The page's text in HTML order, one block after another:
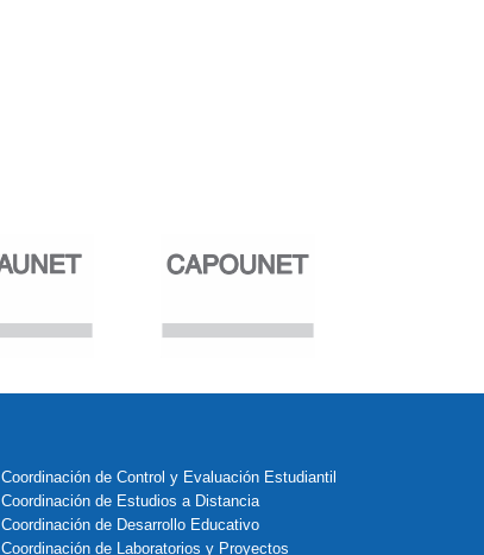
Coordinación de Control y Evaluación Estudiantil
Coordinación de Estudios a Distancia
Coordinación de Desarrollo Educativo
Coordinación de Laboratorios y Proyectos